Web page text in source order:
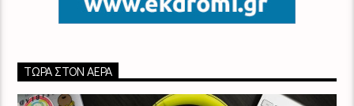
ΤΏΡΑ ΣΤΟΝ ΑΈΡΑ